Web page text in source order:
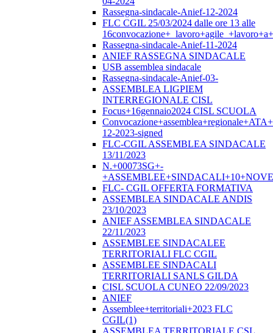
Rassegna-sindacale-Anief-12-2024
FLC CGIL 25/03/2024 dalle ore 13 alle
Rassegna-sindacale-Anief-11-2024
ANIEF RASSEGNA SINDACALE
USB assemblea sindacale
Rassegna-sindacale-Anief-03-
ASSEMBLEA LIGPIEM
INTERREGIONALE CISL
Focus+16gennaio2024 CISL SCUOLA
12-2023-signed
FLC-CGIL ASSEMBLEA SINDACALE
13/11/2023
N.+00073SG+-
FLC- CGIL OFFERTA FORMATIVA
ASSEMBLEA SINDACALE ANDIS
23/10/2023
ANIEF ASSEMBLEA SINDACALE
22/11/2023
ASSEMBLEE SINDACALEE
TERRITORIALI FLC CGIL
ASSEMBLEE SINDACALI
TERRITORIALI SANLS GILDA
CISL SCUOLA CUNEO 22/09/2023
ANIEF
Assemblee+territoriali+2023 FLC
CGIL(1)